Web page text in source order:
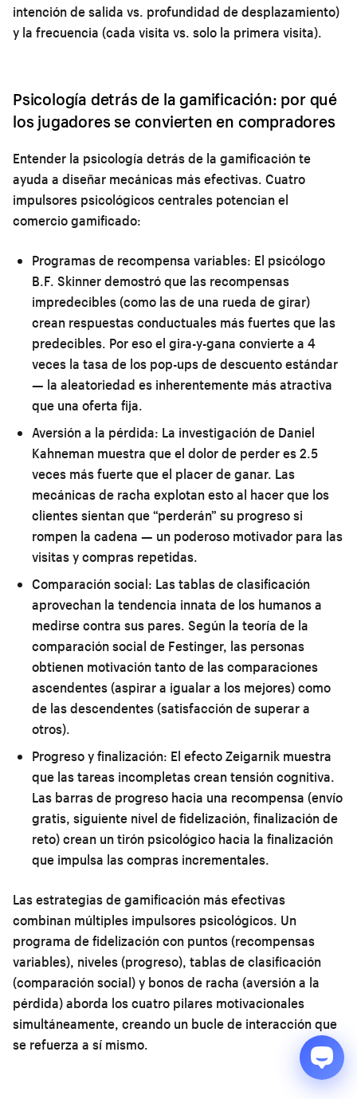
intención de salida vs. profundidad de desplazamiento)
y la frecuencia (cada visita vs. solo la primera visita).
Psicología detrás de la gamificación: por qué
los jugadores se convierten en compradores
Entender la psicología detrás de la gamificación te
ayuda a diseñar mecánicas más efectivas. Cuatro
impulsores psicológicos centrales potencian el
comercio gamificado:
Programas de recompensa variables: El psicólogo
B.F. Skinner demostró que las recompensas
impredecibles (como las de una rueda de girar)
crean respuestas conductuales más fuertes que las
predecibles. Por eso el gira-y-gana convierte a 4
veces la tasa de los pop-ups de descuento estándar
— la aleatoriedad es inherentemente más atractiva
que una oferta fija.
Aversión a la pérdida: La investigación de Daniel
Kahneman muestra que el dolor de perder es 2.5
veces más fuerte que el placer de ganar. Las
mecánicas de racha explotan esto al hacer que los
clientes sientan que “perderán” su progreso si
rompen la cadena — un poderoso motivador para las
visitas y compras repetidas.
Comparación social: Las tablas de clasificación
aprovechan la tendencia innata de los humanos a
medirse contra sus pares. Según la teoría de la
comparación social de Festinger, las personas
obtienen motivación tanto de las comparaciones
ascendentes (aspirar a igualar a los mejores) como
de las descendentes (satisfacción de superar a
otros).
Progreso y finalización: El efecto Zeigarnik muestra
que las tareas incompletas crean tensión cognitiva.
Las barras de progreso hacia una recompensa (envío
gratis, siguiente nivel de fidelización, finalización de
reto) crean un tirón psicológico hacia la finalización
que impulsa las compras incrementales.
Las estrategias de gamificación más efectivas
combinan múltiples impulsores psicológicos. Un
programa de fidelización con puntos (recompensas
variables), niveles (progreso), tablas de clasificación
(comparación social) y bonos de racha (aversión a la
pérdida) aborda los cuatro pilares motivacionales
simultáneamente, creando un bucle de interacción que
se refuerza a sí mismo.